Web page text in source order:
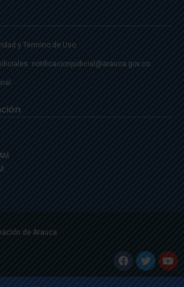
y Termino de Uso
notificacionjudicial@arauca.gov.co
de Arauca